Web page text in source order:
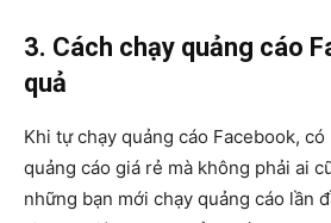
3. Cách chạy quảng cáo
quả
Khi tự chạy quảng cáo Facebook,
quảng cáo giá rẻ mà không phải ai
những bạn mới chạy quảng cáo lần